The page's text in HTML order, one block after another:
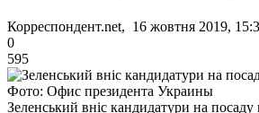
Корреспондент.net, 16 жовтня 2019,
0
595
Фото: Офис президента Украины
Зеленський вніс кандидатури на посаду